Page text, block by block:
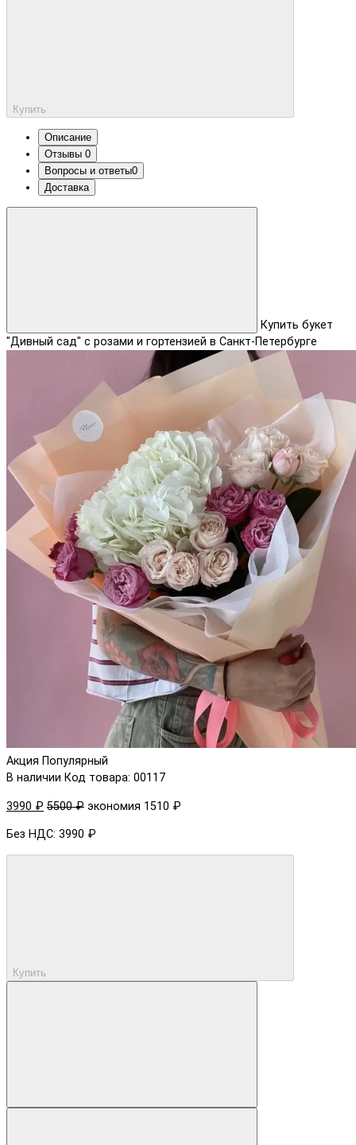
Купить
Описание
Отзывы 0
Вопросы и ответы0
Доставка
Купить букет
"Дивный сад" с розами и гортензией в Санкт-Петербурге
Акция Популярный
В наличии Код товара: 00117
3990 ₽ 5500 ₽ экономия 1510 ₽
Без НДС: 3990 ₽
Купить